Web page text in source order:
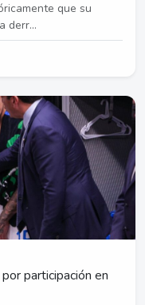
que su
derr...
participación en